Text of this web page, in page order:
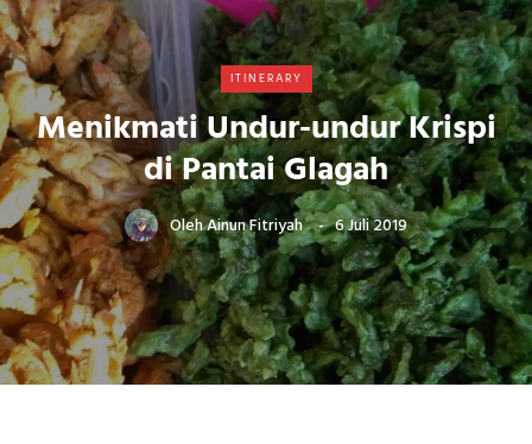
ITINERARY
Menikmati Undur-undur Krispi
di Pantai Glagah
OlehAinun Fitriyah 6 Juli 2019